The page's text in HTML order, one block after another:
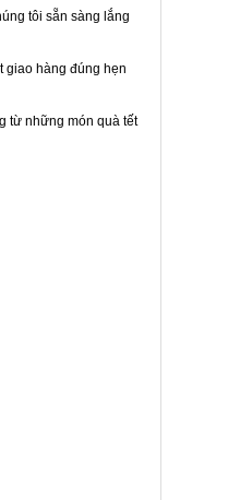
tôi sẵn sàng lắng
giao hàng đúng hẹn
từ những món quà tết